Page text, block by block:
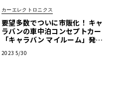
カーエレクトロニクス
要望多数でついに市販化！ キャ
ラバンの車中泊コンセプトカー
「キャラバン マイルーム」発売
2023 5/30